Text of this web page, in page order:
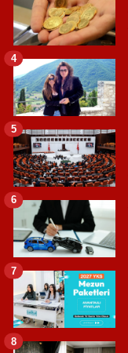
4
5
6
7
8